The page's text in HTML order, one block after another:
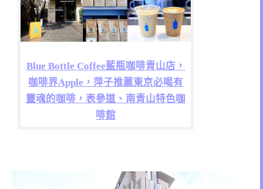
Blue Bottle Coffee藍瓶咖啡青山店，
咖啡界Apple，萍子推薦東京必喝有
靈魂的咖啡，表參道、南青山特色咖
啡館